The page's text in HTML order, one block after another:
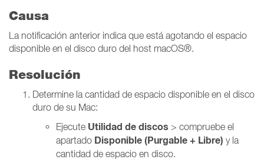
Causa
La notificación anterior indica que está agotando el espacio
disponible en el disco duro del host macOS®.
Resolución
Determine la cantidad de espacio disponible en el disco
duro de su Mac:
Ejecute Utilidad de discos > compruebe el
apartado Disponible (Purgable + Libre) y la
cantidad de espacio en disco.